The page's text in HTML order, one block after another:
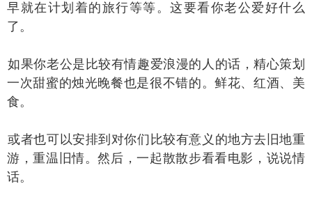
早就在计划着的旅行等等。这要看你老公爱好什么
了。
你老公是比较有情趣爱浪漫的人的话，精心策划
一次甜蜜的烛光晚餐也是很不错的。鲜花、红酒、美
食。
也可以安排到对你们比较有意义的地方去旧地重
游，重温旧情。然后，一起散散步看看电影，说说情
话。